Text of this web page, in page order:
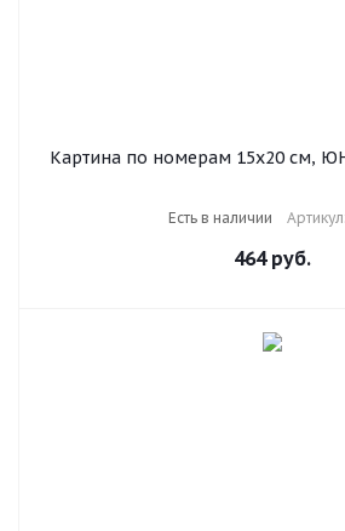
Картина по номерам 15х20 см,
Есть в наличии
464руб.